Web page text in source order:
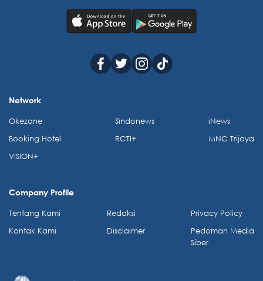
Network
Okezone
Booking Hotel
VISION+
Sindonews
RCTI+
iNews
MNC Trijaya
Company Profile
Tentang Kami
Kontak Kami
Redaksi
Disclaimer
Privacy Policy
Pedoman Media
Siber